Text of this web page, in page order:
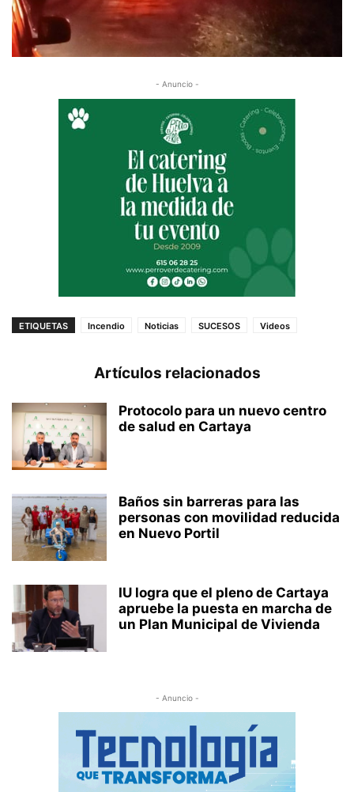
- Anuncio -
ETIQUETAS Incendio Noticias SUCESOS Videos
Artículos relacionados
Protocolo para un nuevo centro
de salud en Cartaya
Baños sin barreras para las
personas con movilidad reducida
en Nuevo Portil
IU logra que el pleno de Cartaya
apruebe la puesta en marcha de
un Plan Municipal de Vivienda
- Anuncio -